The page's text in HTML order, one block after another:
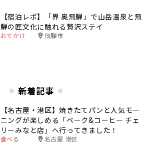
【宿泊レポ】「界 奥飛騨」で山岳温泉と飛
騨の匠文化に触れる贅沢ステイ
おでかけ 飛騨市
新着記事
【名古屋・港区】焼きたてパンと人気モー
ニングが楽しめる「ベーク&コーヒー チェ
リーみなと店」へ行ってきました！
食べる 名古屋 港区